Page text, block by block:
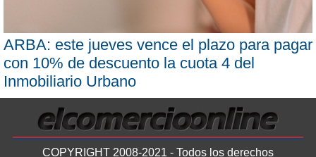
ARBA: este jueves vence el plazo para pagar
con 10% de descuento la cuota 4 del
Inmobiliario Urbano
COPYRIGHT 2008-2021 - Todos los derechos